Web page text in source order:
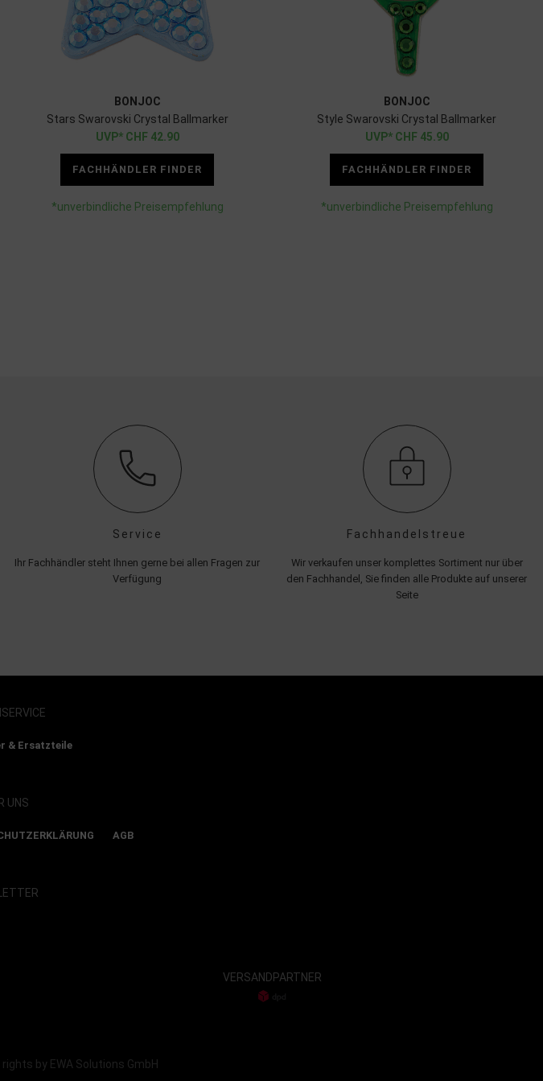
BONJOC
Stars Swarovski Crystal Ballmarker
CHF 42.90
FACHHÄNDLER FINDER
*unverbindliche Preisempfehlung
BONJOC
Style Swarovski Crystal Ballmarker
CHF 45.90
FACHHÄNDLER FINDER
*unverbindliche Preisempfehlung
Service
Ihr Fachhändler steht Ihnen gerne bei allen Fragen zur
Verfügung
Fachhandelstreue
Wir verkaufen unser komplettes Sortiment nur über
den Fachhandel, Sie finden alle Produkte auf unserer
Seite
& Ersatzteile
UNS
AGB
VERSANDPARTNER
by EWA Solutions GmbH